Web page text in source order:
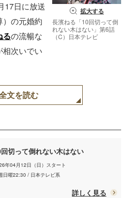
拡大する
長濱ねる「10回切って倒
れない木はない」第6話
（C）日本テレビ
17日に放送
）の元婚約
るの流暢な
次いでい
文を読む
切って倒れない木はない
年04月12日（日）スタート
日曜22:30 / 日本テレビ系
詳しく見る